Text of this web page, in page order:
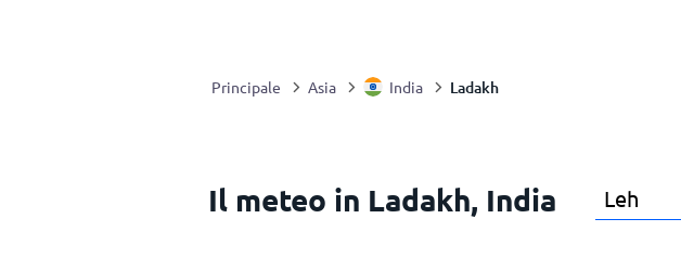
Principale Asia India Ladakh
Il meteo in Ladakh, India